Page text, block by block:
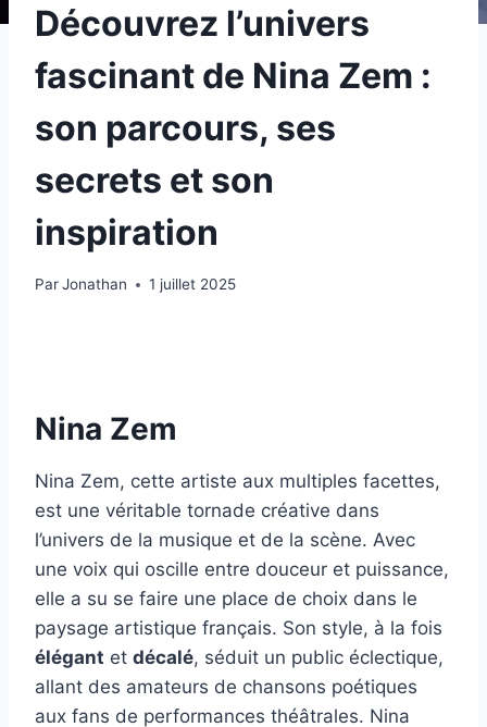
Découvrez l’univers
fascinant de Nina Zem :
son parcours, ses
secrets et son
inspiration
ParJonathan 1 juillet 2025
Nina Zem
Nina Zem, cette artiste aux multiples facettes,
est une véritable tornade créative dans
l’univers de la musique et de la scène. Avec
une voix qui oscille entre douceur et puissance,
elle a su se faire une place de choix dans le
paysage artistique français. Son style, à la fois
élégant et décalé, séduit un public éclectique,
allant des amateurs de chansons poétiques
aux fans de performances théâtrales. Nina